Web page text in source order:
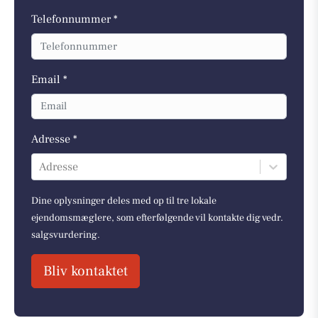
Telefonnummer *
Email *
Adresse *
Adresse
Dine oplysninger deles med op til tre lokale
ejendomsmæglere, som efterfølgende vil kontakte dig vedr.
salgsvurdering.
Bliv kontaktet